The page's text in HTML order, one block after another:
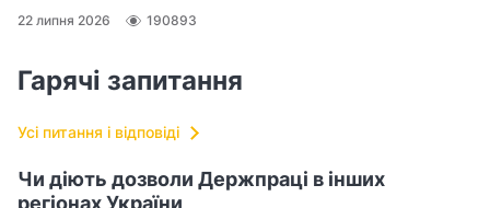
22 липня 2026 190893
Гарячі запитання
Усі питання і відповіді
Чи діють дозволи Держпраці в інших
регіонах України